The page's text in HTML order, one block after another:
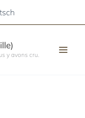
y avons cru.